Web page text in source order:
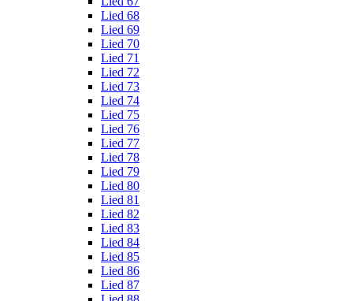
Lied 68
Lied 69
Lied 70
Lied 71
Lied 72
Lied 73
Lied 74
Lied 75
Lied 76
Lied 77
Lied 78
Lied 79
Lied 80
Lied 81
Lied 82
Lied 83
Lied 84
Lied 85
Lied 86
Lied 87